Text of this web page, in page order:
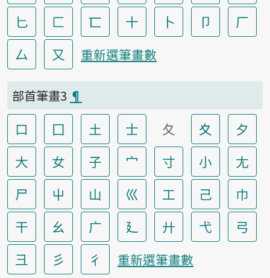
匕
匚 匸 十 卜 卩
厂
厶
又 重新選筆畫數
部首筆畫3 ¶
口 囗 土 士 夂 夊
夕
大
女 子 宀 寸 小
尢
尸
屮 山 巛 工 己
巾
干
幺 广 廴 廾 弋
弓
彐
彡 彳 重新選筆畫數